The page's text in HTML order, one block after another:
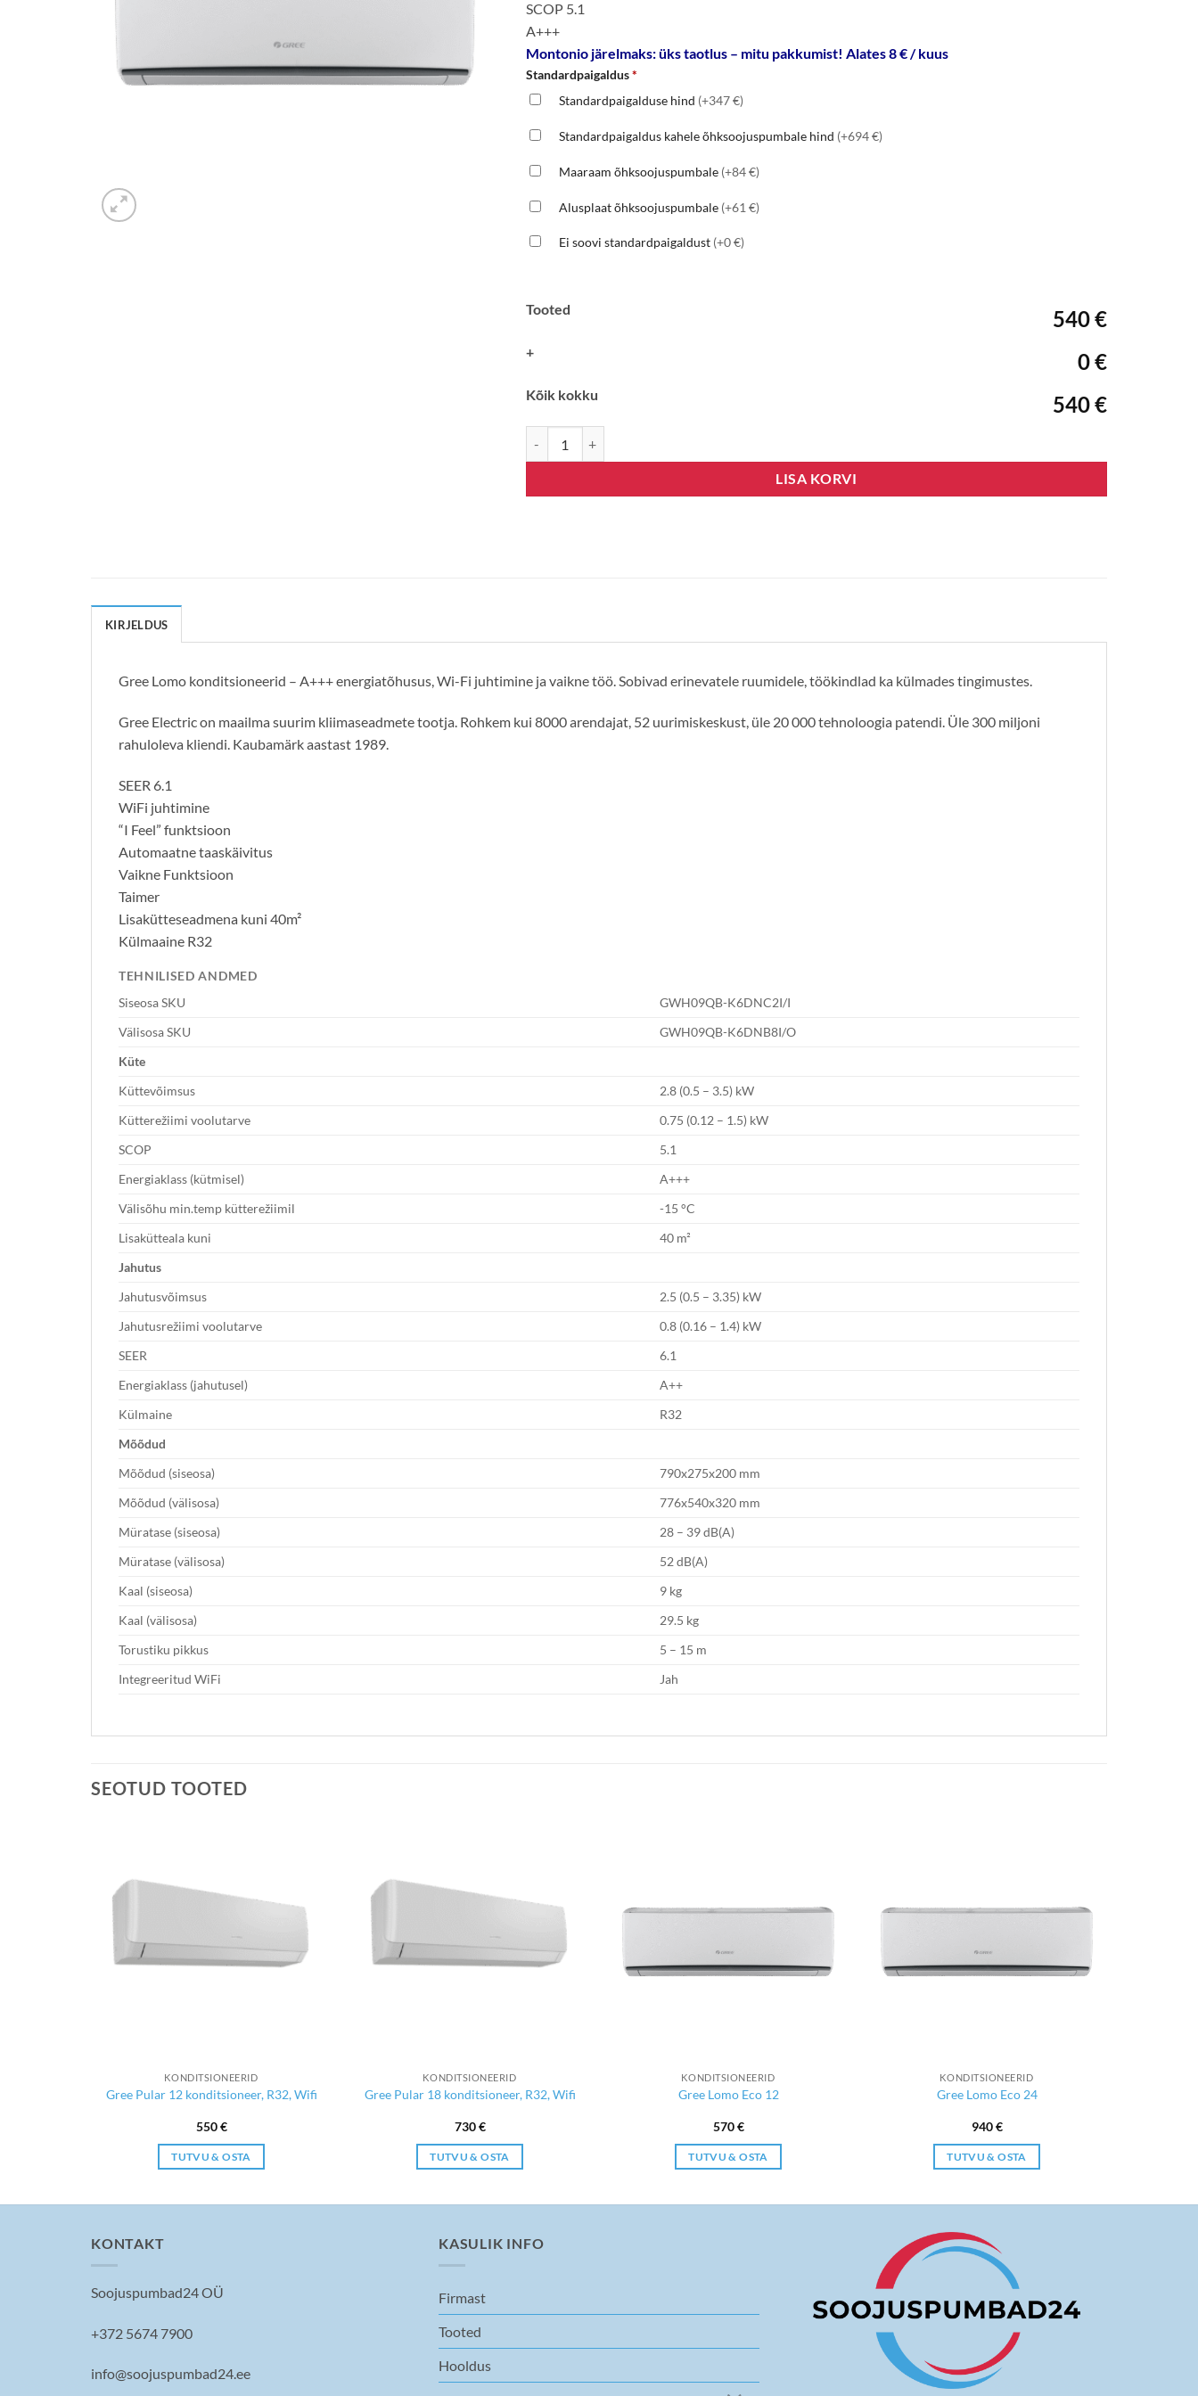
SCOP 5.1
A+++
Montonio järelmaks: üks taotlus – mitu pakkumist! Alates 8 € / kuus
Standardpaigaldus *
Standardpaigalduse hind (+347 €)
Standardpaigaldus kahele õhksoojuspumbale hind (+694 €)
Maaraam õhksoojuspumbale (+84 €)
Alusplaat õhksoojuspumbale (+61 €)
Ei soovi standardpaigaldust (+0 €)
Tooted 540 €
+ 0 €
Kõik kokku 540 €
LISA KORVI
KIRJELDUS
Gree Lomo konditsioneerid – A+++ energiatõhusus, Wi-Fi juhtimine ja vaikne töö. Sobivad erinevatele ruumidele, töökindlad ka külmades tingimustes.
Gree Electric on maailma suurim kliimaseadmete tootja. Rohkem kui 8000 arendajat, 52 uurimiskeskust, üle 20 000 tehnoloogia patendi. Üle 300 miljoni
rahuloleva kliendi. Kaubamärk aastast 1989.
SEER 6.1
WiFi juhtimine
“I Feel” funktsioon
Automaatne taaskäivitus
Vaikne Funktsioon
Taimer
Lisakütteseadmena kuni 40m²
Külmaaine R32
TEHNILISED ANDMED
Siseosa SKU
GWH09QB-K6DNC2I/I
Välisosa SKU
GWH09QB-K6DNB8I/O
Küte
Küttevõimsus
2.8 (0.5 – 3.5) kW
Kütterežiimi voolutarve
0.75 (0.12 – 1.5) kW
SCOP
5.1
Energiaklass (kütmisel)
A+++
Välisõhu min.temp kütterežiimil
-15 °C
Lisakütteala kuni
40 m²
Jahutus
Jahutusvõimsus
2.5 (0.5 – 3.35) kW
Jahutusrežiimi voolutarve
0.8 (0.16 – 1.4) kW
SEER
6.1
Energiaklass (jahutusel)
A++
Külmaine
R32
Mõõdud
Mõõdud (siseosa)
790x275x200 mm
Mõõdud (välisosa)
776x540x320 mm
Müratase (siseosa)
28 – 39 dB(A)
Müratase (välisosa)
52 dB(A)
Kaal (siseosa)
9 kg
Kaal (välisosa)
29.5 kg
Torustiku pikkus
5 – 15 m
Integreeritud WiFi
Jah
SEOTUD TOOTED
KONDITSIONEERID
Gree Pular 12 konditsioneer, R32, Wifi
550€
TUTVU & OSTA
KONDITSIONEERID
Gree Pular 18 konditsioneer, R32, Wifi
730€
TUTVU & OSTA
KONDITSIONEERID
Gree Lomo Eco 12
570€
TUTVU & OSTA
KONDITSIONEERID
Gree Lomo Eco 24
940€
TUTVU & OSTA
KONTAKT
Soojuspumbad24 OÜ
+372 5674 7900
info@soojuspumbad24.ee
KASULIK INFO
Firmast
Tooted
Hooldus